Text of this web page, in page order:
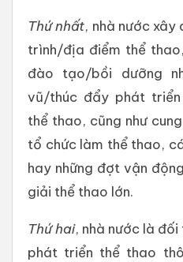
Thứ nhất, nhà nước
trình/địa điểm thể
đào tạo/bồi dưỡng
vũ/thúc đẩy phát
thể thao, cũng như
tổ chức làm thể thao,
hay những đợt vận
giải thể thao lớn.
Thứ hai, nhà nước là
phát triển thể thao